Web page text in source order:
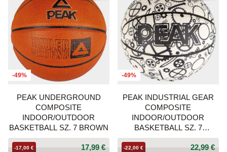
-49%
PEAK UNDERGROUND
COMPOSITE
INDOOR/OUTDOOR
BASKETBALL SZ. 7 BROWN
17,99 €
-17,00 €
-49%
PEAK INDUSTRIAL GEAR
COMPOSITE
INDOOR/OUTDOOR
BASKETBALL SZ. 7
WHITE/BLACK
22,99 €
-22,00 €